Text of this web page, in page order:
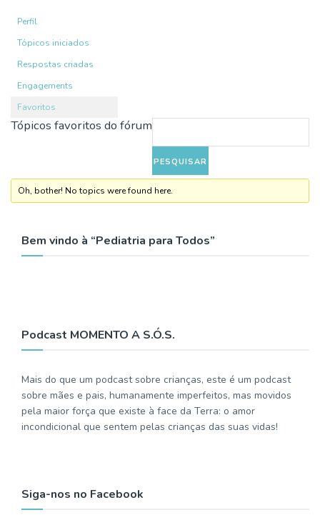
Perfil
Tópicos iniciados
Respostas criadas
Engagements
Favoritos
Tópicos favoritos do fórum
Oh, bother! No topics were found here.
Bem vindo à “Pediatria para Todos”
Podcast MOMENTO A S.Ó.S.
Mais do que um podcast sobre crianças, este é um podcast
sobre mães e pais, humanamente imperfeitos, mas movidos
pela maior força que existe à face da Terra: o amor
incondicional que sentem pelas crianças das suas vidas!
Siga-nos no Facebook